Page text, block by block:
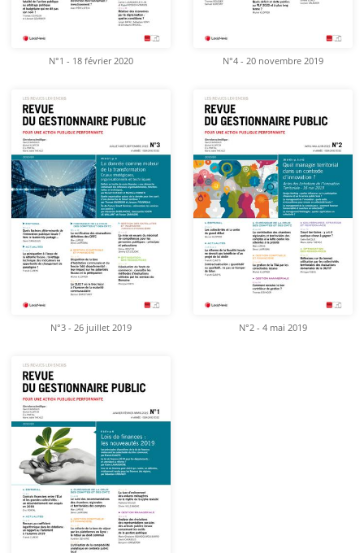
N°1 - 18 février 2020 N°4 - 20 novembre 2019
N°3 - 26 juillet 2019 N°2 - 4 mai 2019